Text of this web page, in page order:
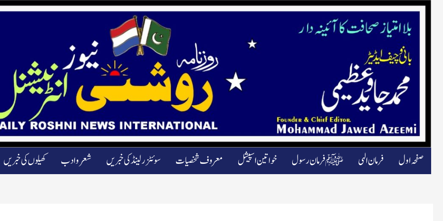
کھیلوں کی خبریں شعرو ادب سوئٹزرلینڈ کی خبریں معروف شخصیات خواتین اسپیشل ﷺ فرمان رسول فرمان الہی صفحہ اول